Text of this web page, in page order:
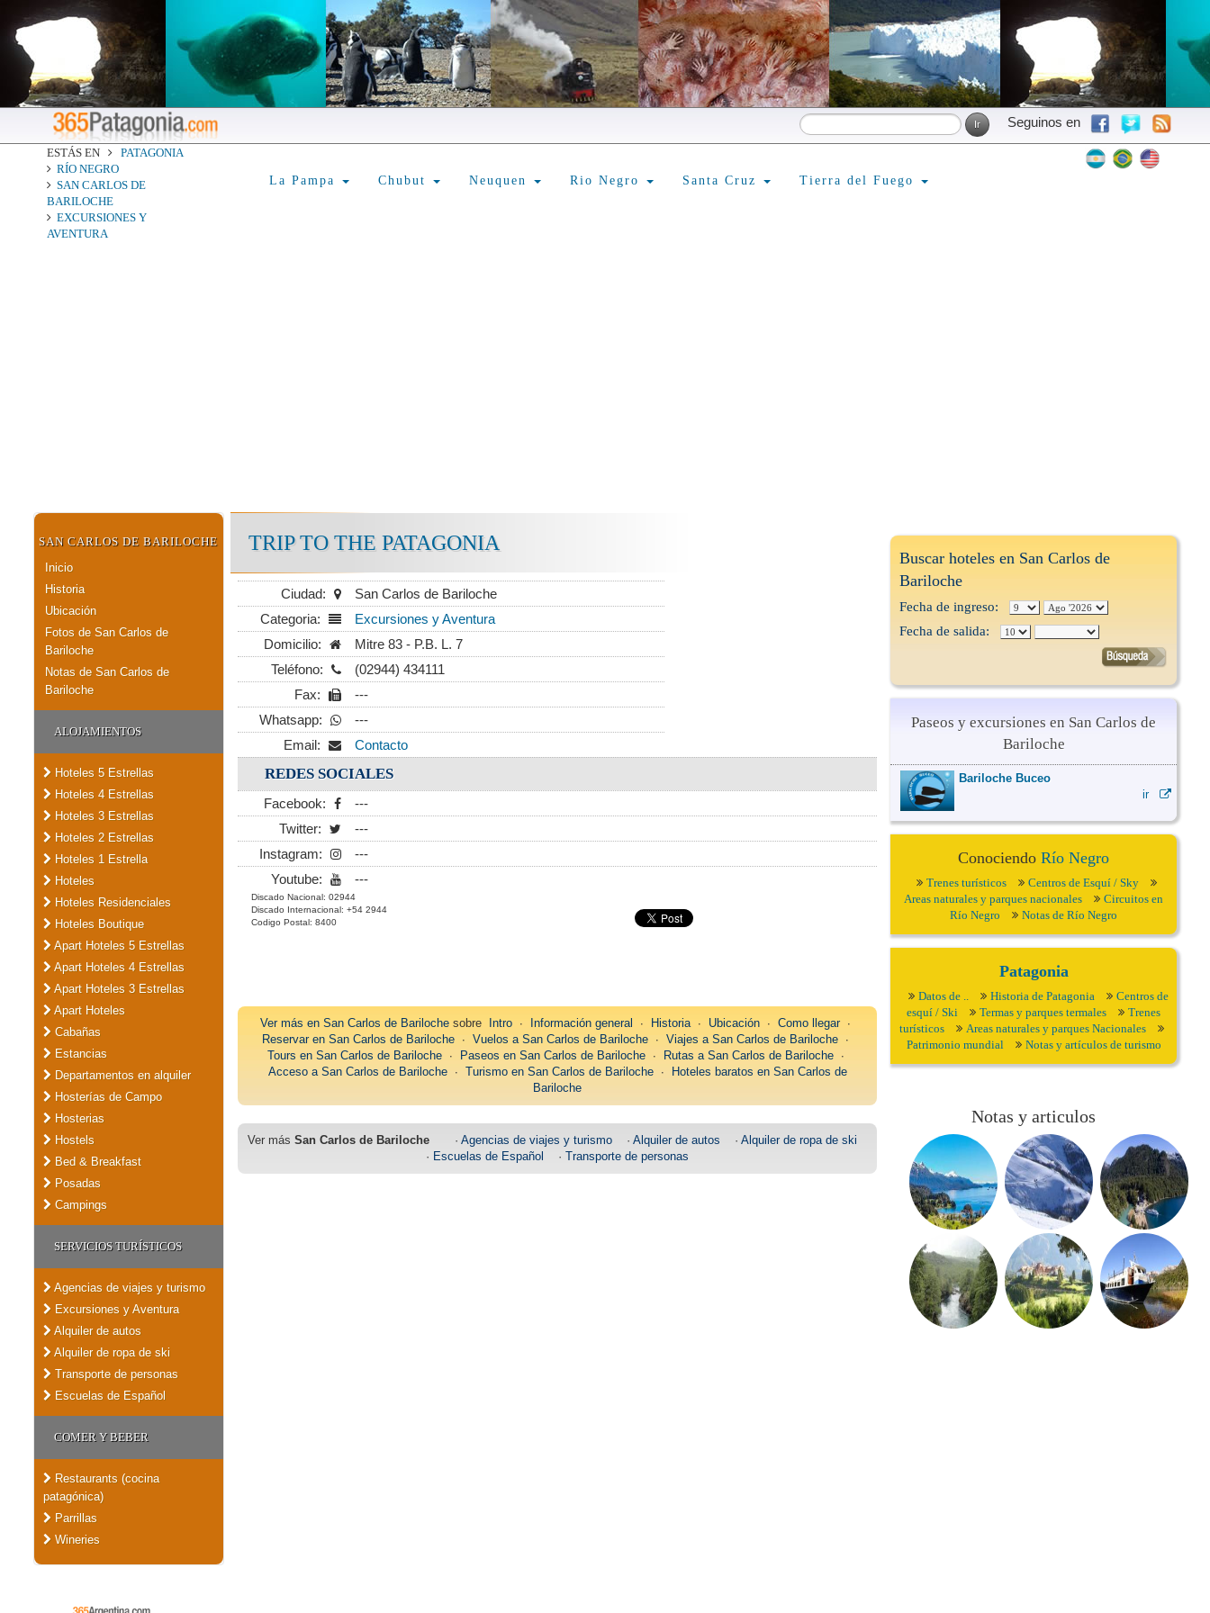
Seguinos en
ESTÁS EN
PATAGONIA
RÍO NEGRO
SAN CARLOS DE
BARILOCHE
EXCURSIONES Y
AVENTURA
La Pampa Chubut Neuquen Rio Negro Santa Cruz Tierra del Fuego
SAN CARLOS DE BARILOCHE
Inicio
Historia
Ubicación
Fotos de San Carlos de
Bariloche
Notas de San Carlos de
Bariloche
ALOJAMIENTOS
Hoteles 5 Estrellas
Hoteles 4 Estrellas
Hoteles 3 Estrellas
Hoteles 2 Estrellas
Hoteles 1 Estrella
Hoteles
Hoteles Residenciales
Hoteles Boutique
Apart Hoteles 5 Estrellas
Apart Hoteles 4 Estrellas
Apart Hoteles 3 Estrellas
Apart Hoteles
Cabañas
Estancias
Departamentos en alquiler
Hosterías de Campo
Hosterias
Hostels
Bed & Breakfast
Posadas
Campings
SERVICIOS TURÍSTICOS
Agencias de viajes y turismo
Excursiones y Aventura
Alquiler de autos
Alquiler de ropa de ski
Transporte de personas
Escuelas de Español
COMER Y BEBER
Restaurants (cocina
patagónica)
Parrillas
Wineries
TRIP TO THE PATAGONIA
Ciudad:
San Carlos de Bariloche
Categoria:
Excursiones y Aventura
Domicilio:
Mitre 83 - P.B. L. 7
Teléfono:
(02944) 434111
Fax:
---
Whatsapp:
---
Email:
Contacto
REDES SOCIALES
Facebook:
---
Twitter:
---
Instagram:
---
Youtube:
---
Discado Nacional: 02944
Discado Internacional: +54 2944
Codigo Postal: 8400
Ver más enSan Carlos de Bariloche sobre Intro ∙ Información general ∙ Historia∙ Ubicación ∙Como llegar∙
Reservar en San Carlos de Bariloche ∙Vuelos a San Carlos de Bariloche ∙Viajes a San Carlos de Bariloche ∙
Tours en San Carlos de Bariloche∙ Paseos en San Carlos de Bariloche∙ Rutas a San Carlos de Bariloche∙
Acceso a San Carlos de Bariloche∙ Turismo en San Carlos de Bariloche∙
Hoteles baratos en San Carlos de
Bariloche
Ver más San Carlos de Bariloche· Agencias de viajes y turismo· Alquiler de autos · Alquiler de ropa de ski
· Escuelas de Español ·Transporte de personas
Buscar hoteles en San Carlos de
Bariloche
Fecha de ingreso:
Fecha de salida:
Paseos y excursiones en San Carlos de
Bariloche
Bariloche Buceo
ir
ConociendoRío Negro
Trenes turísticos
Centros de Esquí / Sky
Areas naturales y parques nacionales
Circuitos en
Río Negro
Notas de Río Negro
Patagonia
Datos de .. Historia de Patagonia
Centros de
esquí / Ski
Termas y parques termales
Trenes
turísticos
Areas naturales y parques Nacionales
Patrimonio mundial
Notas y artículos de turismo
Notas y articulos